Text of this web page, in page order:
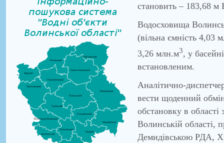
становить – 183,68 м
Водосховища
(вільна ємність 4,03
3,26 млн.м3, у
встановленим.
Аналітично-
вести щоденний
обстановку в
Волинській області,
Демидівською РДА,